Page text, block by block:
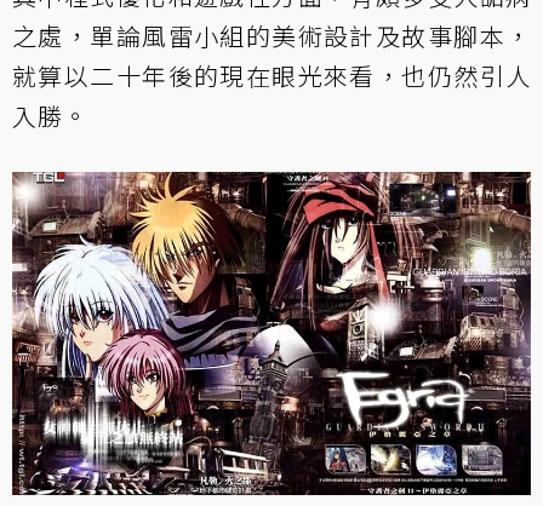
之處，單論風雷小組的美術設計及故事腳本，
就算以二十年後的現在眼光來看，也仍然引人
入勝。